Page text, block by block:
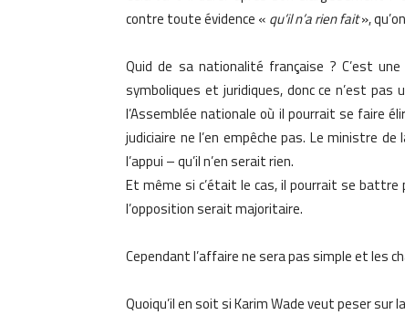
contre toute évidence « qu’il n’a rien fait»,
Quid de sa nationalité française ? C’est
symboliques et juridiques, donc ce n’est
l’Assemblée nationale où il pourrait se faire
judiciaire ne l’en empêche pas. Le ministre
l’appui – qu’il n’en serait rien.
Et même si c’était le cas, il pourrait se
l’opposition serait majoritaire.
Cependant l’affaire ne sera pas simple et les
Quoiqu’il en soit si Karim Wade veut peser sur